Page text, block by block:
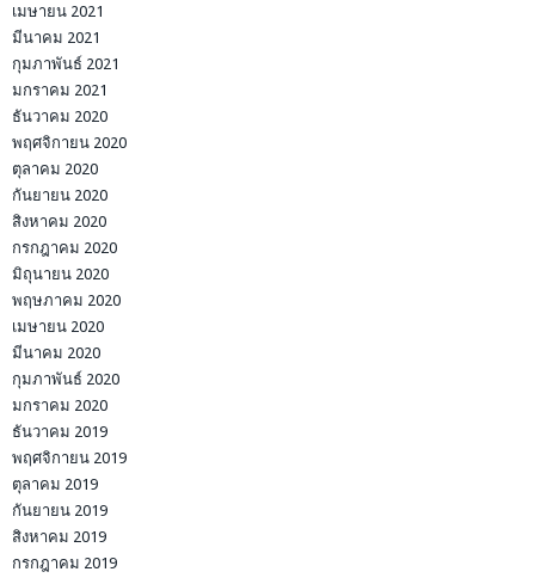
เมษายน 2021
มีนาคม 2021
กุมภาพันธ์ 2021
มกราคม 2021
ธันวาคม 2020
พฤศจิกายน 2020
ตุลาคม 2020
กันยายน 2020
สิงหาคม 2020
กรกฎาคม 2020
มิถุนายน 2020
พฤษภาคม 2020
เมษายน 2020
มีนาคม 2020
กุมภาพันธ์ 2020
มกราคม 2020
ธันวาคม 2019
พฤศจิกายน 2019
ตุลาคม 2019
กันยายน 2019
สิงหาคม 2019
กรกฎาคม 2019